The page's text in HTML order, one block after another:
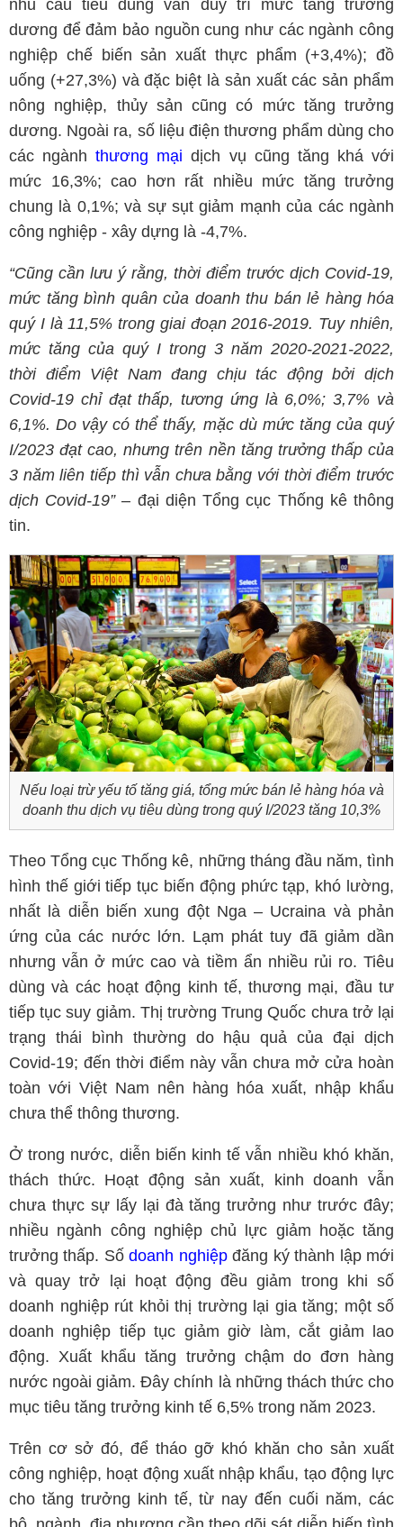
nhu cầu tiêu dùng vẫn duy trì mức tăng trưởng
dương để đảm bảo nguồn cung như các ngành công
nghiệp chế biến sản xuất thực phẩm (+3,4%); đồ
uống (+27,3%) và đặc biệt là sản xuất các sản phẩm
nông nghiệp, thủy sản cũng có mức tăng trưởng
dương. Ngoài ra, số liệu điện thương phẩm dùng cho
các ngànhthương mại dịch vụ cũng tăng khá với
mức 16,3%; cao hơn rất nhiều mức tăng trưởng
chung là 0,1%; và sự sụt giảm mạnh của các ngành
công nghiệp - xây dựng là -4,7%.
“Cũng cần lưu ý rằng, thời điểm trước dịch Covid-19,
mức tăng bình quân của doanh thu bán lẻ hàng hóa
quý I là 11,5% trong giai đoạn 2016-2019. Tuy nhiên,
mức tăng của quý I trong 3 năm 2020-2021-2022,
thời điểm Việt Nam đang chịu tác động bởi dịch
Covid-19 chỉ đạt thấp, tương ứng là 6,0%; 3,7% và
6,1%. Do vậy có thể thấy, mặc dù mức tăng của quý
I/2023 đạt cao, nhưng trên nền tăng trưởng thấp của
3 năm liên tiếp thì vẫn chưa bằng với thời điểm trước
dịch Covid-19”– đại diện Tổng cục Thống kê thông
tin.
Nếu loại trừ yếu tố tăng giá, tổng mức bán lẻ hàng hóa và
doanh thu dịch vụ tiêu dùng trong quý I/2023 tăng 10,3%
Theo Tổng cục Thống kê, những tháng đầu năm, tình
hình thế giới tiếp tục biến động phức tạp, khó lường,
nhất là diễn biến xung đột Nga – Ucraina và phản
ứng của các nước lớn. Lạm phát tuy đã giảm dần
nhưng vẫn ở mức cao và tiềm ẩn nhiều rủi ro. Tiêu
dùng và các hoạt động kinh tế, thương mại, đầu tư
tiếp tục suy giảm. Thị trường Trung Quốc chưa trở lại
trạng thái bình thường do hậu quả của đại dịch
Covid-19; đến thời điểm này vẫn chưa mở cửa hoàn
toàn với Việt Nam nên hàng hóa xuất, nhập khẩu
chưa thể thông thương.
Ở trong nước, diễn biến kinh tế vẫn nhiều khó khăn,
thách thức. Hoạt động sản xuất, kinh doanh vẫn
chưa thực sự lấy lại đà tăng trưởng như trước đây;
nhiều ngành công nghiệp chủ lực giảm hoặc tăng
trưởng thấp. Sốdoanh nghiệpđăng ký thành lập mới
và quay trở lại hoạt động đều giảm trong khi số
doanh nghiệp rút khỏi thị trường lại gia tăng; một số
doanh nghiệp tiếp tục giảm giờ làm, cắt giảm lao
động. Xuất khẩu tăng trưởng chậm do đơn hàng
nước ngoài giảm. Đây chính là những thách thức cho
mục tiêu tăng trưởng kinh tế 6,5% trong năm 2023.
Trên cơ sở đó, để tháo gỡ khó khăn cho sản xuất
công nghiệp, hoạt động xuất nhập khẩu, tạo động lực
cho tăng trưởng kinh tế, từ nay đến cuối năm, các